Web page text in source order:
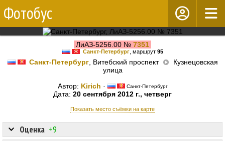
Фотобус
ЛиАЗ-5256.00 № 7351
Санкт-Петербург, маршрут 95
Санкт-Петербург, Витебский проспект
Кузнецовская
улица
Автор: Kirich · Санкт-Петербург
Дата: 20 сентября 2012 г., четверг
Показать место съёмки на карте
Оценка +9